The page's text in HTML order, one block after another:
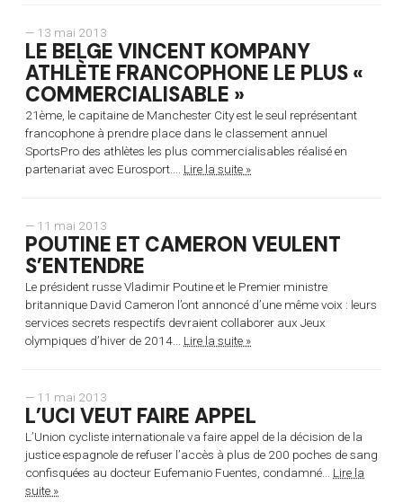
— 13 mai 2013
LE BELGE VINCENT KOMPANY
ATHLÈTE FRANCOPHONE LE PLUS «
COMMERCIALISABLE »
21ème, le capitaine de Manchester City est le seul représentant
francophone à prendre place dans le classement annuel
SportsPro des athlètes les plus commercialisables réalisé en
partenariat avec Eurosport.... Lire la suite »
— 11 mai 2013
POUTINE ET CAMERON VEULENT
S’ENTENDRE
Le président russe Vladimir Poutine et le Premier ministre
britannique David Cameron l’ont annoncé d’une même voix : leurs
services secrets respectifs devraient collaborer aux Jeux
olympiques d’hiver de 2014... Lire la suite »
— 11 mai 2013
L’UCI VEUT FAIRE APPEL
L’Union cycliste internationale va faire appel de la décision de la
justice espagnole de refuser l’accès à plus de 200 poches de sang
confisquées au docteur Eufemanio Fuentes, condamné... Lire la
suite »